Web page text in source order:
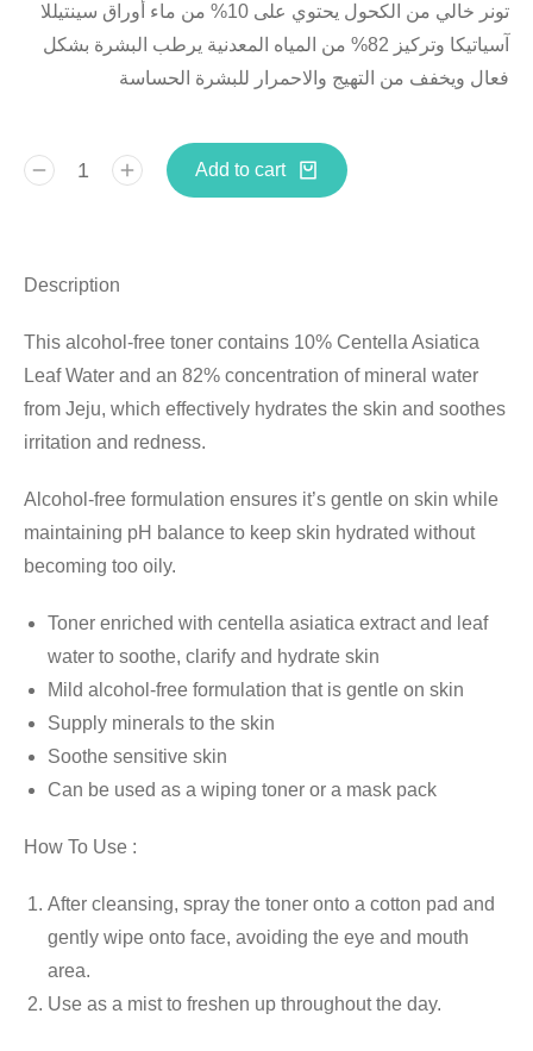
تونر خالي من الكحول يحتوي على من ماء أوراق سينتيللا
آسياتيكا وتركيز من المياه المعدنية يرطب البشرة بشكل
فعال ويخفف من التهيج والاحمرار للبشرة الحساسة
Add to cart
Description
This alcohol-free toner contains 10% Centella Asiatica
Leaf Water and an 82% concentration of mineral water
from Jeju, which effectively hydrates the skin and soothes
irritation and redness.
Alcohol-free formulation ensures it’s gentle on skin while
maintaining pH balance to keep skin hydrated without
becoming too oily.
Toner enriched with centella asiatica extract and leaf
water to soothe, clarify and hydrate skin
Mild alcohol-free formulation that is gentle on skin
Supply minerals to the skin
Soothe sensitive skin
Can be used as a wiping toner or a mask pack
How To Use :
After cleansing, spray the toner onto a cotton pad and
gently wipe onto face, avoiding the eye and mouth
area.
Use as a mist to freshen up throughout the day.